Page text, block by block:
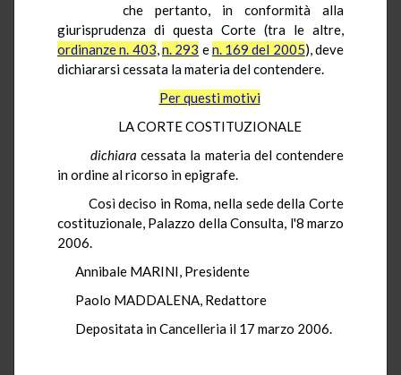
che pertanto, in conformità alla
giurisprudenza di questa Corte (tra le altre,
ordinanze n. 403,n. 293 en. 169 del 2005), deve
dichiararsi cessata la materia del contendere.
Per questi motivi
LA CORTE COSTITUZIONALE
dichiara cessata la materia del contendere
in ordine al ricorso in epigrafe.
Così deciso in Roma, nella sede della Corte
costituzionale, Palazzo della Consulta, l'8 marzo
2006.
Annibale MARINI, Presidente
Paolo MADDALENA, Redattore
Depositata in Cancelleria il 17 marzo 2006.